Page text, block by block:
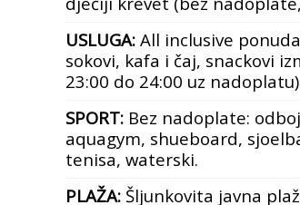
USLUGA: All inclusive
sokovi, kafa i čaj, snackovi
23:00 do 24:00 uz
SPORT: Bez nadoplate:
aquagym, shueboard,
tenisa, waterski.
PLAŽA: Šljunkovita javna